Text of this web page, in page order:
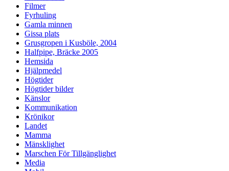
Filmer
Fyrhuling
Gamla minnen
Gissa plats
Grusgropen i Kusböle, 2004
Halfpipe, Bräcke 2005
Hemsida
Hjälpmedel
Högtider
Högtider bilder
Känslor
Kommunikation
Krönikor
Landet
Mamma
Mänsklighet
Marschen För Tillgänglighet
Media